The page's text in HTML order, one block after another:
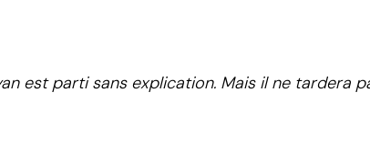
est parti sans explication. Mais il ne tardera